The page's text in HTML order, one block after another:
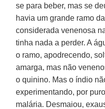
se para beber, mas se
havia um grande ramo
considerada venenosa
tinha nada a perder. A
o ramo, apodrecendo,
amarga, mas não
o quinino. Mas o índio
experimentando, por
malária. Desmaiou,